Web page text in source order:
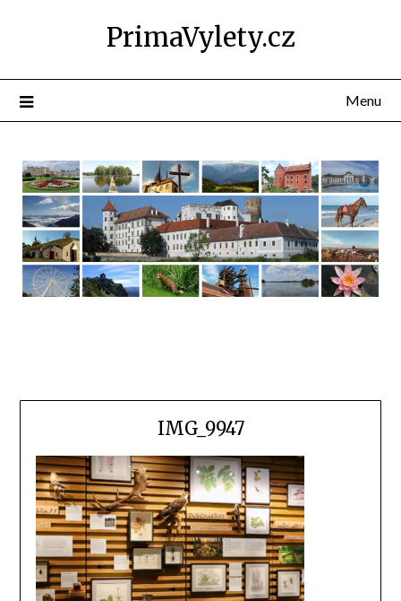
PrimaVylety.cz
Menu
IMG_9947